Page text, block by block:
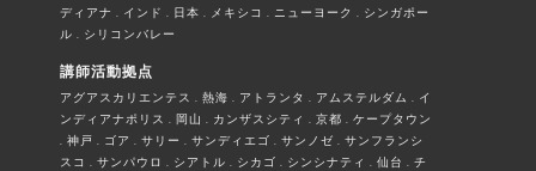
ディアナ . インド . 日本 . メキシコ . ニューヨーク . シンガポー
ル . シリコンバレー
講師活動拠点
アグアスカリエンテス . 熱海 . アトランタ . アムステルダム . イ
ンディアナポリス . 岡山 . カンザスシティ . 京都 . ケープタウン
. 神戸 . ゴア . サリー . サンディエゴ . サンノゼ . サンフランシ
スコ . サンパウロ . シアトル . シカゴ . シンシナティ . 仙台 . チ